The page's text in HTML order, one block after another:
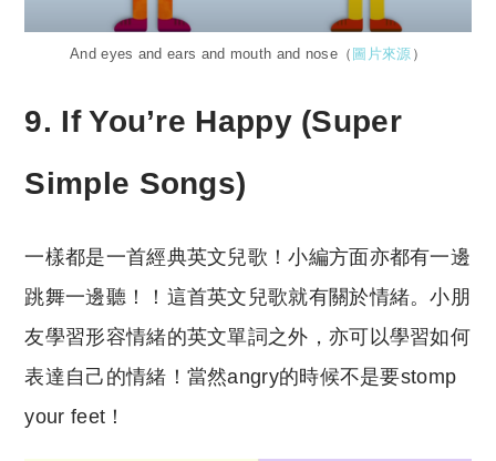
And eyes and ears and mouth and nose（ 圖片來源 ）
9. If You’re Happy (Super
Simple Songs)
一樣都是一首經典英文兒歌！小編方面亦都有一邊
跳舞一邊聽！！這首英文兒歌就有關於情緒。小朋
友學習形容情緒的英文單詞之外，亦可以學習如何
表達自己的情緒！當然angry的時候不是要stomp
your feet！